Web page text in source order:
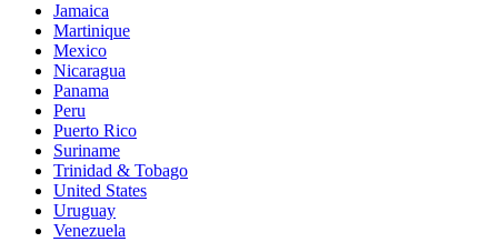
Jamaica
Martinique
Mexico
Nicaragua
Panama
Peru
Puerto Rico
Suriname
Trinidad & Tobago
United States
Uruguay
Venezuela